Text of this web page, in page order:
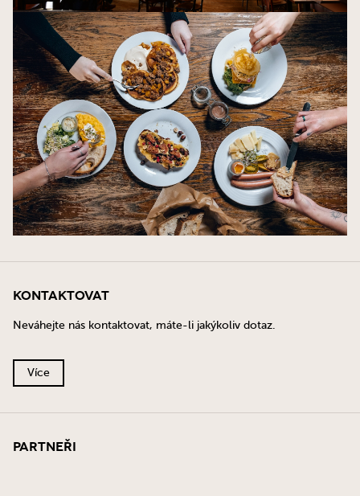
Kontaktovat
Neváhejte nás kontaktovat, máte-li jakýkoliv dotaz.
Více
Partneři